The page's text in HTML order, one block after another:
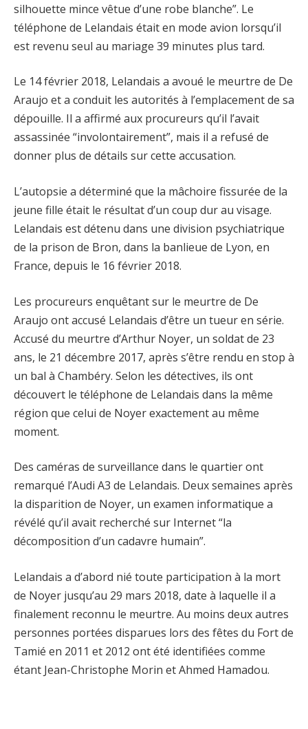
silhouette mince vêtue d’une robe blanche”. Le
téléphone de Lelandais était en mode avion lorsqu’il
est revenu seul au mariage 39 minutes plus tard.
Le 14 février 2018, Lelandais a avoué le meurtre de De
Araujo et a conduit les autorités à l’emplacement de sa
dépouille. Il a affirmé aux procureurs qu’il l’avait
assassinée “involontairement”, mais il a refusé de
donner plus de détails sur cette accusation.
L’autopsie a déterminé que la mâchoire fissurée de la
jeune fille était le résultat d’un coup dur au visage.
Lelandais est détenu dans une division psychiatrique
de la prison de Bron, dans la banlieue de Lyon, en
France, depuis le 16 février 2018.
Les procureurs enquêtant sur le meurtre de De
Araujo ont accusé Lelandais d’être un tueur en série.
Accusé du meurtre d’Arthur Noyer, un soldat de 23
ans, le 21 décembre 2017, après s’être rendu en stop à
un bal à Chambéry. Selon les détectives, ils ont
découvert le téléphone de Lelandais dans la même
région que celui de Noyer exactement au même
moment.
Des caméras de surveillance dans le quartier ont
remarqué l’Audi A3 de Lelandais. Deux semaines après
la disparition de Noyer, un examen informatique a
révélé qu’il avait recherché sur Internet “la
décomposition d’un cadavre humain”.
Lelandais a d’abord nié toute participation à la mort
de Noyer jusqu’au 29 mars 2018, date à laquelle il a
finalement reconnu le meurtre. Au moins deux autres
personnes portées disparues lors des fêtes du Fort de
Tamié en 2011 et 2012 ont été identifiées comme
étant Jean-Christophe Morin et Ahmed Hamadou.